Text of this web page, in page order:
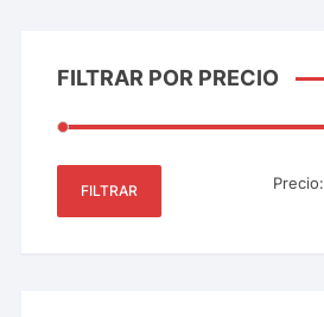
FILTRAR POR PRECIO
FILTRAR Precio: